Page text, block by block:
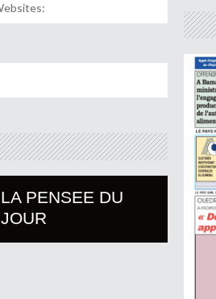
LA PENSEE DU
JOUR